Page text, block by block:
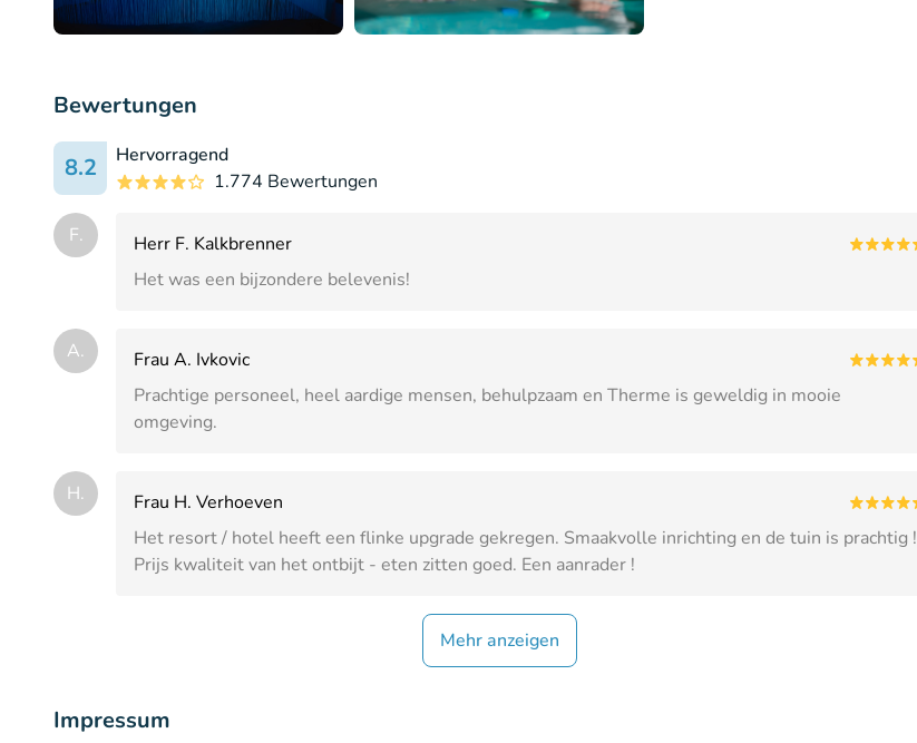
Bewertungen
8.2
Hervorragend
1.774 Bewertungen
F.
Herr F. Kalkbrenner
Het was een bijzondere belevenis!
A.
Frau A. Ivkovic
Prachtige personeel, heel aardige mensen, behulpzaam en Therme is geweldig in mooie
omgeving.
H.
Frau H. Verhoeven
Het resort / hotel heeft een flinke upgrade gekregen. Smaakvolle inrichting en de tuin is prachtig !
Prijs kwaliteit van het ontbijt - eten zitten goed. Een aanrader !
Mehr anzeigen
Impressum